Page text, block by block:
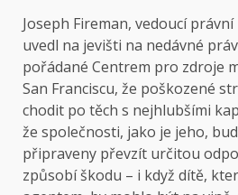
Joseph Fireman, vedoucí
uvedl na jevišti na nedávné
pořádané Centrem pro zdroje
San Franciscu, že poškozené
chodit po těch s nejhlubšími
že společnosti, jako je jeho,
připraveny převzít určitou
způsobí škodu – i když dítě,